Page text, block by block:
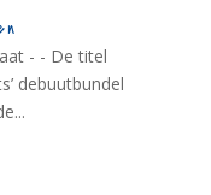
- - De titel
debuutbundel